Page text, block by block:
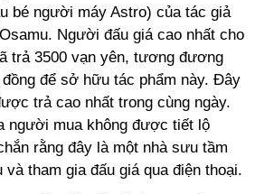
bé người máy Astro) của tác giả
Người đấu giá cao nhất cho
trả 3500 vạn yên, tương đương
để sở hữu tác phẩm này. Đây
trả cao nhất trong cùng ngày.
người mua không được tiết lộ
rằng đây là một nhà sưu tầm
tham gia đấu giá qua điện thoại.